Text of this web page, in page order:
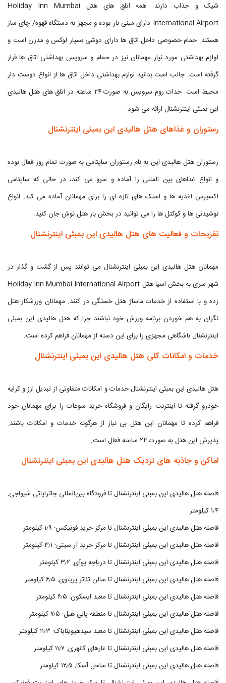
شیک و جذاب دارند. همه اتاق های هتل Holiday Inn Mumbai
International Airport دارای مینی بار بوده و مجهز به دستگاه قهوه/ چای ساز
هستند. حمام خصوصی داخل اتاق ها دارای دوشی بسیار لوکس و مدرن است و
لوازم بهداشتی مورد نیاز مهمانان نیز در حمام و سرویس بهداشتی اتاق ها قرار
گرفته است. جالب است بدانید لوازم بهداشتی داخل اتاق ها از انواع دوست دار
محیط است. خدات روم سرویس به صورت ۲۴ ساعته در اتاق های هتل هالیدی
این بمبئی اینترنشنال ارائه می شود.
رستوران و غذاهای هتل هالیدی این بمبئی اینترنشنال
رستوران هتل هالیدی این به نام رستوران ساپتامی به صورت تمام روز فعال بوده
و انواع غذاهای بین المللی را آماده و سرو می کند، در حالی که ساپتامی
اکسپرس اغذیه ها و اسنک های تازه ای را برای مهمانان آماده می کند. انواع
نوشیدنی ها و کوکتل ها را می توانید در بخش بار هتل نوش جان کنید.
تفریحات و فعالیت های هتل هالیدی این بمبئی اینترنشنال
مهمانان هتل هالیدی این بمبئی اینترنشنال می توانند پس از گشت و گذار در
شهر سری به بخش اسپا هتل Holiday Inn Mumbai International Airport
زده و با استفاده از خدمات ماساژ هتل خستگی در کنند. مهمانان ورزشکار هتل
نگران به هم خوردن برنامه ورزش خود نباشند چرا که هتل هالیدی این بمبئی
اینترنشنال باشگاهی مجهزی را برای این دسته از مهمانان فراهم کرده است.
خدمات و امکانات کلی هتل هالیدی این بمبئی اینترنشنال
هتل هالیدی این بمبئی اینترنشنال خدمات و امکانات متفاوتی از تبدیل ارز و کرایه
خودرو گرفته تا اینترنت رایگان و فروشگاه خرید سوغات را برای مهمانان خود
فراهم کرده تا مهمانان این هتل بی نیاز از هرگونه خدمات و امکانات باشند.
پذیرش این هتل به صورت ۲۴ ساعته فعال است.
اماکن و جاذبه های نزدیک هتل هالیدی این بمبئی اینترنشنال
فاصله هتل هالیدی این بمبئی اینترنشنال تا فرودگاه بین‌المللی چاتراپاتی شیواجی:
۱٫۴ کیلومتر
فاصله هتل هالیدی این بمبئی اینترنشنال تا مرکز خرید فونیکس: ۱٫۹ کیلومتر
فاصله هتل هالیدی این بمبئی اینترنشنال تا مرکز خرید آر سیتی: ۳٫۱ کیلومتر
فاصله هتل هالیدی این بمبئی اینترنشنال تا دریاچه پوآی: ۳٫۲ کیلومتر
فاصله هتل هالیدی این بمبئی اینترنشنال تا سالن تئاتر پریتوی: ۶٫۵ کیلومتر
فاصله هتل هالیدی این بمبئی اینترنشنال تا معبد ایسکون: ۶٫۵ کیلومتر
فاصله هتل هالیدی این بمبئی اینترنشنال تا منطقه پالی هیل: ۷٫۵ کیلومتر
فاصله هتل هالیدی این بمبئی اینترنشنال تا معبد سیدهیوینایاک: ۱۱٫۳ کیلومتر
فاصله هتل هالیدی این بمبئی اینترنشنال تا غارهای کانهری: ۱۱٫۷ کیلومتر
فاصله هتل هالیدی این بمبئی اینترنشنال تا ساحل آسکا: ۱۲٫۵ کیلومتر